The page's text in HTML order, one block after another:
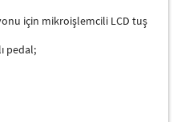
için mikroişlemcili LCD tuş
pedal;